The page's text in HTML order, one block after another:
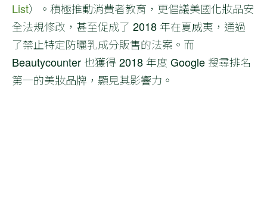
List）。積極推動消費者教育，更倡議美國化妝品安
全法規修改，甚至促成了 2018 年在夏威夷，通過
了禁止特定防曬乳成分販售的法案。而
Beautycounter 也獲得 2018 年度 Google 搜尋排名
第一的美妝品牌，顯見其影響力。